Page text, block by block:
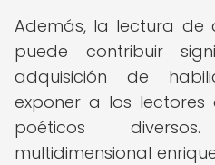
Además, la lectura de
puede contribuir
adquisición de
exponer a los
poéticos
multidimensional